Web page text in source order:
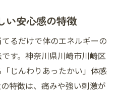
い安心感の特徴
るだけで体のエネルギーの
す。神奈川県川崎市川崎区
じんわりあったかい」体感
特徴は、痛みや強い刺激が